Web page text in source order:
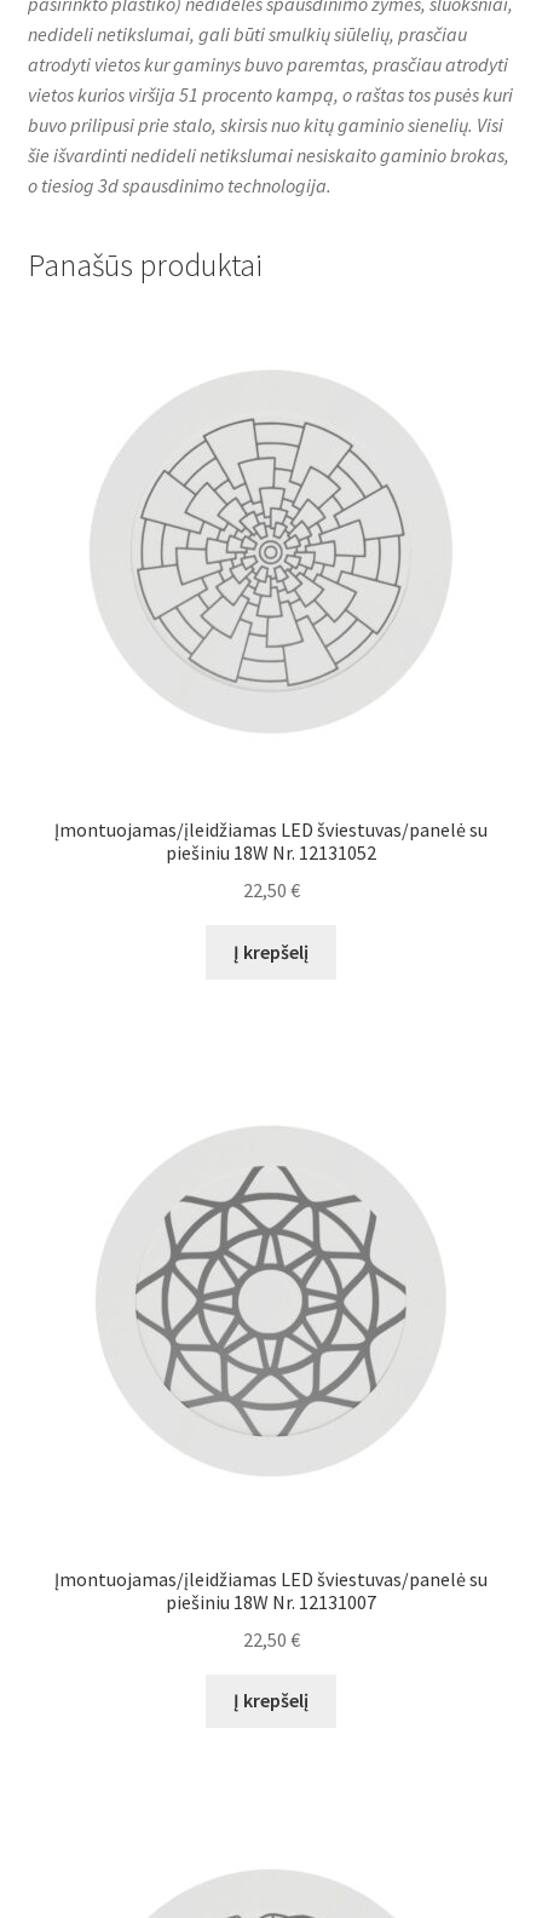
nedideli netikslumai, gali būti smulkių siūlelių, prasčiau
atrodyti vietos kur gaminys buvo paremtas, prasčiau atrodyti
vietos kurios viršija 51 procento kampą, o raštas tos pusės kuri
buvo prilipusi prie stalo, skirsis nuo kitų gaminio sienelių. Visi
šie išvardinti nedideli netikslumai nesiskaito gaminio brokas,
o tiesiog 3d spausdinimo technologija.
Panašūs produktai
Įmontuojamas/įleidžiamas LED šviestuvas/panelė su
piešiniu 18W Nr. 12131052
22,50 €
Į krepšelį
Įmontuojamas/įleidžiamas LED šviestuvas/panelė su
piešiniu 18W Nr. 12131007
22,50 €
Į krepšelį